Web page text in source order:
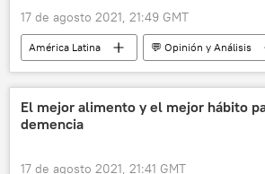
17 de agosto 2021, 21:49 GMT
América Latina
💬 Opinión y Análisis
México
El mejor alimento y el mejor hábito
demencia
17 de agosto 2021, 21:41 GMT